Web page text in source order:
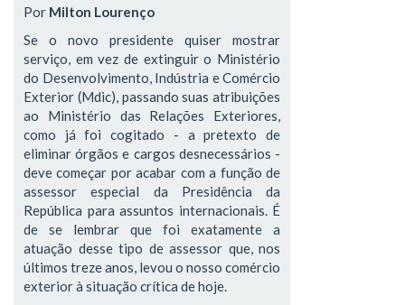
Por Milton Lourenço
Se o novo presidente quiser mostrar
serviço, em vez de extinguir o Ministério
do Desenvolvimento, Indústria e Comércio
Exterior (Mdic), passando suas atribuições
ao Ministério das Relações Exteriores,
como já foi cogitado - a pretexto de
eliminar órgãos e cargos desnecessários -
deve começar por acabar com a função de
assessor especial da Presidência da
República para assuntos internacionais. É
de se lembrar que foi exatamente a
atuação desse tipo de assessor que, nos
últimos treze anos, levou o nosso comércio
exterior à situação crítica de hoje.